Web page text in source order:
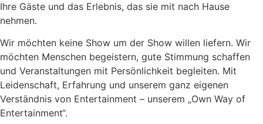
Ihre Gäste und das Erlebnis, das sie mit nach Hause
nehmen.
Wir möchten keine Show um der Show willen liefern. Wir
möchten Menschen begeistern, gute Stimmung schaffen
und Veranstaltungen mit Persönlichkeit begleiten. Mit
Leidenschaft, Erfahrung und unserem ganz eigenen
Verständnis von Entertainment – unserem „Own Way of
Entertainment“.